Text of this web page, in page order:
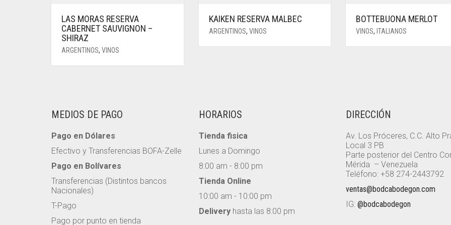
LAS MORAS RESERVA
CABERNET SAUVIGNON –
SHIRAZ
ARGENTINOS, VINOS
KAIKEN RESERVA MALBEC
ARGENTINOS, VINOS
BOTTEBUONA MERLOT
VINOS, ITALIANOS
MEDIOS DE PAGO
Pago en Dólares
Efectivo y Transferencias BOFA-Zelle
Pago en Bolívares
Transferencias (Distintos bancos
Nacionales)
T-Pago
Pago por punto en tienda
HORARIOS
Tienda fisica
Lunes a Domingo
8:00 am - 8:00 pm
Tienda Online
10:00 am - 10:00 pm
Deliveryhasta las 8:00 pm
DIRECCIÓN
Av. Los Próceres, C.C. Alto
Local 3 PB
Parte posterior del Centro
Mérida – Venezuela
Teléfono: +58 274-2443792
ventas@bodcabodegon.com
IG: @bodcabodegon